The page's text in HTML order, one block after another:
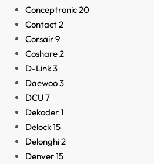
Conceptronic20
Contact2
Corsair9
Coshare2
D-Link3
Daewoo3
DCU7
Dekoder1
Delock15
Delonghi2
Denver15